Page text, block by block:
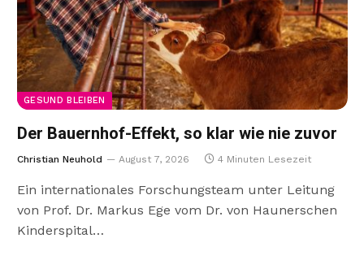
GESUND BLEIBEN
Der Bauernhof-Effekt, so klar wie nie zuvor
Christian Neuhold August 7, 2026 4 Minuten Lesezeit
Ein internationales Forschungsteam unter Leitung
von Prof. Dr. Markus Ege vom Dr. von Haunerschen
Kinderspital…